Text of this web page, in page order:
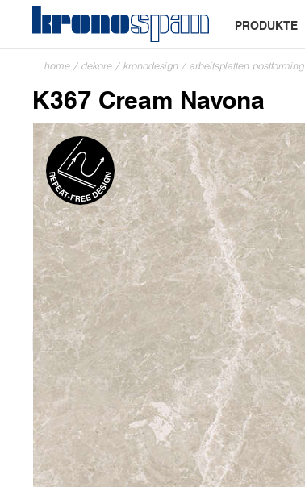
PRODUKTE
home / dekore / kronodesign / arbeitsplatten postforming
K367 Cream Navona